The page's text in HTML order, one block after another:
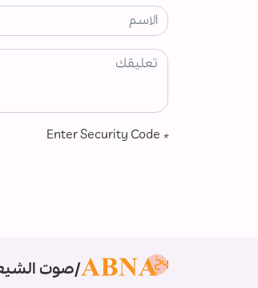
*
صوت